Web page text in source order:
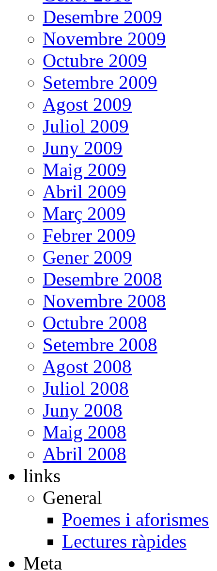
Desembre 2009
Novembre 2009
Octubre 2009
Setembre 2009
Agost 2009
Juliol 2009
Juny 2009
Maig 2009
Abril 2009
Març 2009
Febrer 2009
Gener 2009
Desembre 2008
Novembre 2008
Octubre 2008
Setembre 2008
Agost 2008
Juliol 2008
Juny 2008
Maig 2008
Abril 2008
links
General
Poemes i aforismes
Lectures ràpides
Meta